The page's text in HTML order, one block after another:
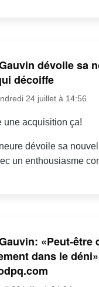
dévoile sa
décoiffe
24 juillet à 14:56
une acquisition ça!
dévoile sa
un enthousiasme
«Peut-être
dans le